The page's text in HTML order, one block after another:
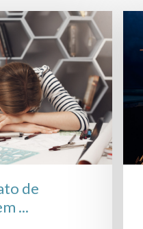
de
...